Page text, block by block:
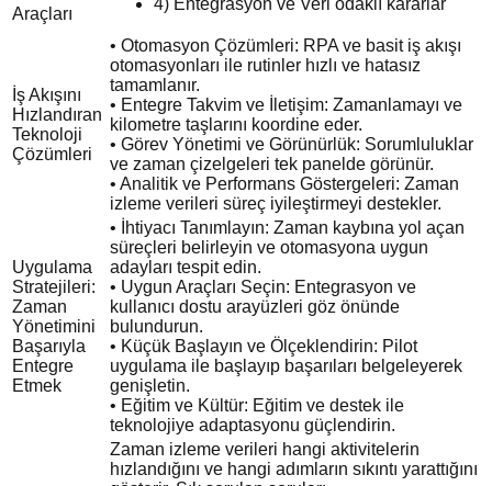
Araçları
4) Entegrasyon ve Veri odaklı kararlar
İş Akışını
Hızlandıran
Teknoloji
Çözümleri
• Otomasyon Çözümleri: RPA ve basit iş akışı
otomasyonları ile rutinler hızlı ve hatasız
tamamlanır.
• Entegre Takvim ve İletişim: Zamanlamayı ve
kilometre taşlarını koordine eder.
• Görev Yönetimi ve Görünürlük: Sorumluluklar
ve zaman çizelgeleri tek panelde görünür.
• Analitik ve Performans Göstergeleri: Zaman
izleme verileri süreç iyileştirmeyi destekler.
Uygulama
Stratejileri:
Zaman
Yönetimini
Başarıyla
Entegre
Etmek
• İhtiyacı Tanımlayın: Zaman kaybına yol açan
süreçleri belirleyin ve otomasyona uygun
adayları tespit edin.
• Uygun Araçları Seçin: Entegrasyon ve
kullanıcı dostu arayüzleri göz önünde
bulundurun.
• Küçük Başlayın ve Ölçeklendirin: Pilot
uygulama ile başlayıp başarıları belgeleyerek
genişletin.
• Eğitim ve Kültür: Eğitim ve destek ile
teknolojiye adaptasyonu güçlendirin.
Zaman izleme verileri hangi aktivitelerin
hızlandığını ve hangi adımların sıkıntı yarattığını